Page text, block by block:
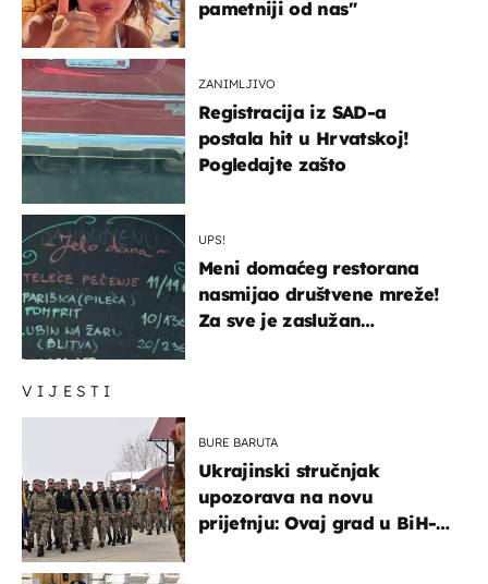
VIJESTI
BURE BARUTA
Ukrajinski stručnjak
upozorava na novu
prijetnju: Ovaj grad u BiH-u
pametniji od nas"
ZANIMLJIVO
Registracija iz SAD-a
postala hit u Hrvatskoj!
Pogledajte zašto
UPS!
Meni domaćeg restorana
nasmijao društvene mreže!
Za sve je zaslužan